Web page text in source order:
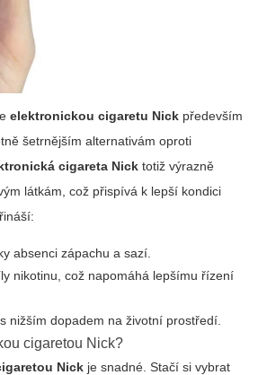
elektronickou cigaretu Nick především
šetrnějším alternativám oproti
cigareta Nick totiž výrazně
látkám, což přispívá k lepší kondici
absenci zápachu a sazí.
nikotinu, což napomáhá lepšímu řízení
nižším dopadem na životní prostředí.
cigaretou Nick?
Nick je snadné. Stačí si vybrat